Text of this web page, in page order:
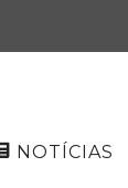
NOTÍCIAS